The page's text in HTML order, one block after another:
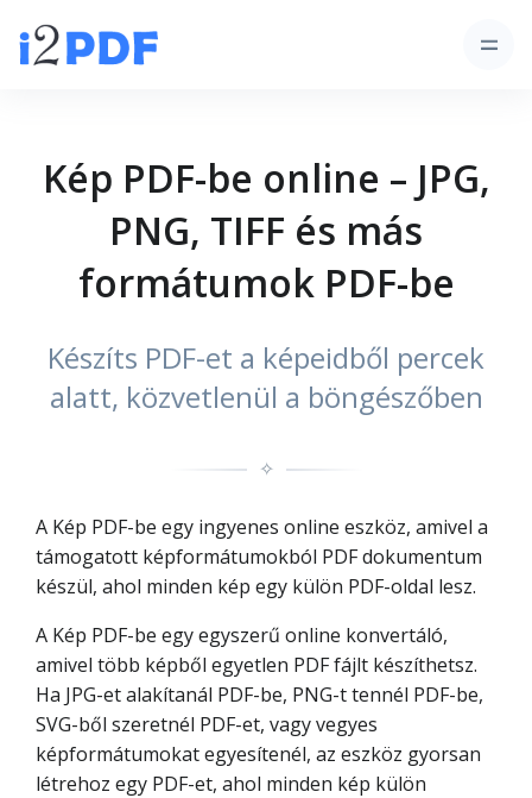
Kép PDF-be online – JPG,
PNG, TIFF és más
formátumok PDF-be
Készíts PDF-et a képeidből percek
alatt, közvetlenül a böngészőben
✧
A Kép PDF-be egy ingyenes online eszköz, amivel a
támogatott képformátumokból PDF dokumentum
készül, ahol minden kép egy külön PDF-oldal lesz.
A Kép PDF-be egy egyszerű online konvertáló,
amivel több képből egyetlen PDF fájlt készíthetsz.
Ha JPG-et alakítanál PDF-be, PNG-t tennél PDF-be,
SVG-ből szeretnél PDF-et, vagy vegyes
képformátumokat egyesítenél, az eszköz gyorsan
létrehoz egy PDF-et, ahol minden kép külön